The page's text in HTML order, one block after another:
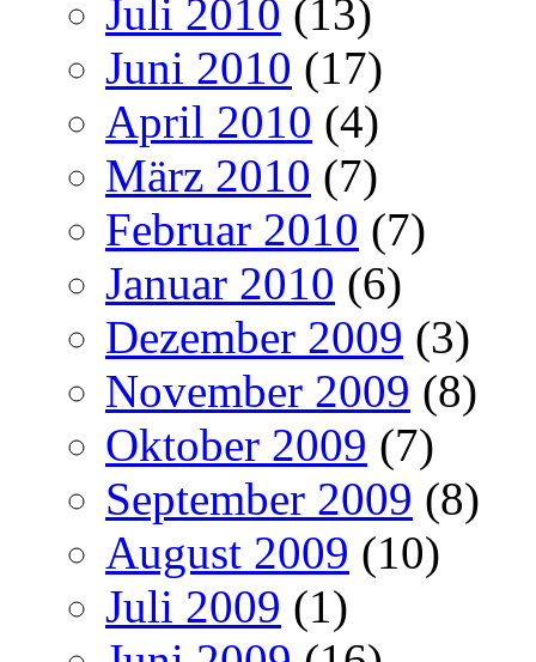
Juli 2010 (13)
Juni 2010 (17)
April 2010 (4)
März 2010 (7)
Februar 2010 (7)
Januar 2010 (6)
Dezember 2009 (3)
November 2009 (8)
Oktober 2009 (7)
September 2009 (8)
August 2009 (10)
Juli 2009 (1)